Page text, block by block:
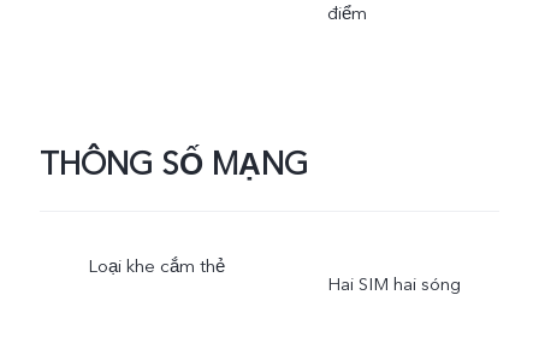
điểm
THÔNG SỐ MẠNG
Loại khe cắm thẻ
Hai SIM hai sóng